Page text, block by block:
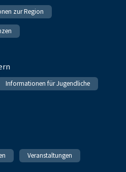
zur Region
Informationen für Jugendliche
Veranstaltungen